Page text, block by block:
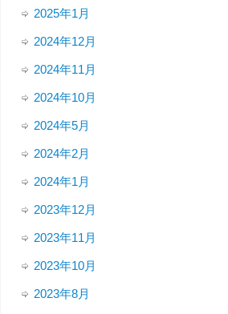
2025年1月
2024年12月
2024年11月
2024年10月
2024年5月
2024年2月
2024年1月
2023年12月
2023年11月
2023年10月
2023年8月